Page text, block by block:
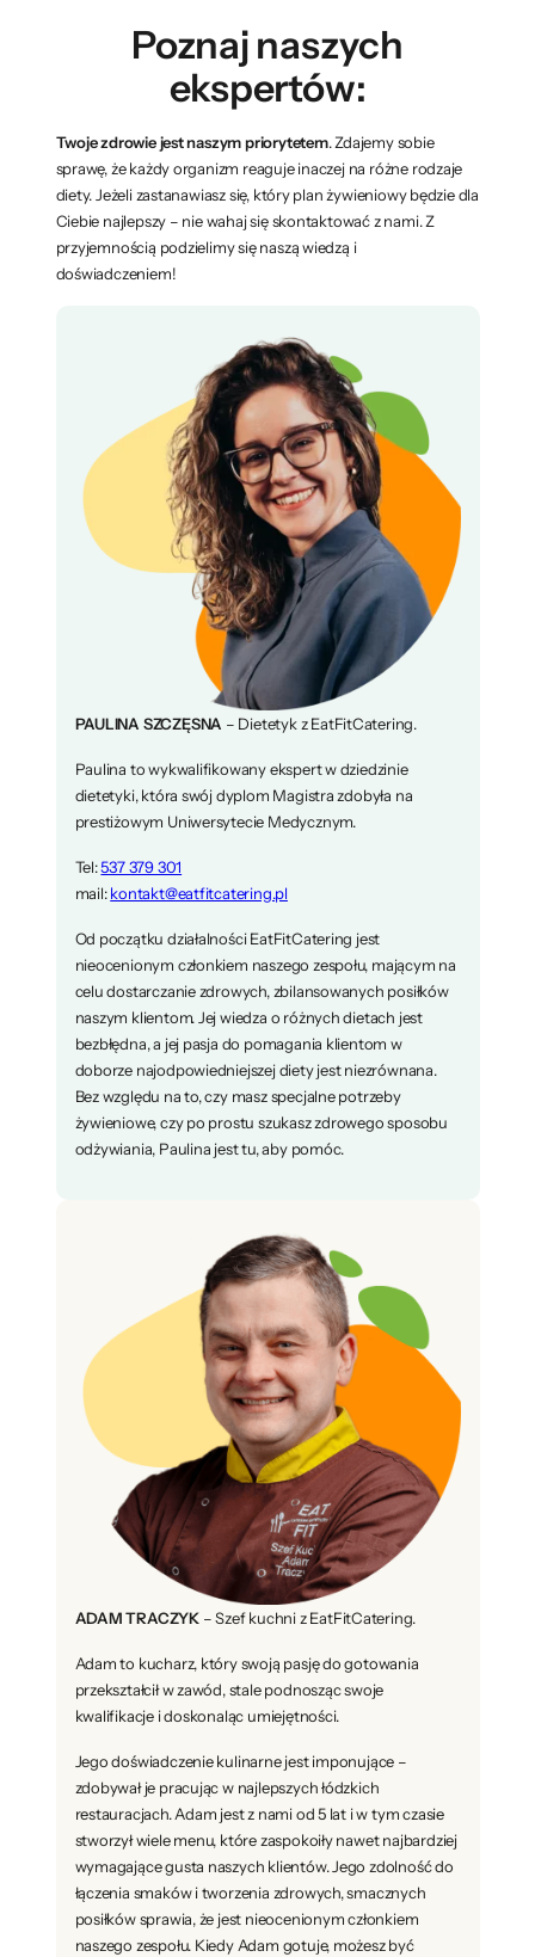
Poznaj naszych
ekspertów:
Twoje zdrowie jest naszym priorytetem. Zdajemy sobie
sprawę, że każdy organizm reaguje inaczej na różne rodzaje
diety. Jeżeli zastanawiasz się, który plan żywieniowy będzie dla
Ciebie najlepszy – nie wahaj się skontaktować z nami. Z
przyjemnością podzielimy się naszą wiedzą i
doświadczeniem!
PAULINA SZCZĘSNA – Dietetyk z EatFitCatering.
Paulina to wykwalifikowany ekspert w dziedzinie
dietetyki, która swój dyplom Magistra zdobyła na
prestiżowym Uniwersytecie Medycznym.
Tel:537 379 301
mail:kontakt@eatfitcatering.pl
Od początku działalności EatFitCatering jest
nieocenionym członkiem naszego zespołu, mającym na
celu dostarczanie zdrowych, zbilansowanych posiłków
naszym klientom. Jej wiedza o różnych dietach jest
bezbłędna, a jej pasja do pomagania klientom w
doborze najodpowiedniejszej diety jest niezrównana.
Bez względu na to, czy masz specjalne potrzeby
żywieniowe, czy po prostu szukasz zdrowego sposobu
odżywiania, Paulina jest tu, aby pomóc.
ADAM TRACZYK– Szef kuchni z EatFitCatering.
Adam to kucharz, który swoją pasję do gotowania
przekształcił w zawód, stale podnosząc swoje
kwalifikacje i doskonaląc umiejętności.
Jego doświadczenie kulinarne jest imponujące –
zdobywał je pracując w najlepszych łódzkich
restauracjach. Adam jest z nami od 5 lat i w tym czasie
stworzył wiele menu, które zaspokoiły nawet najbardziej
wymagające gusta naszych klientów. Jego zdolność do
łączenia smaków i tworzenia zdrowych, smacznych
posiłków sprawia, że jest nieocenionym członkiem
naszego zespołu. Kiedy Adam gotuje, możesz być